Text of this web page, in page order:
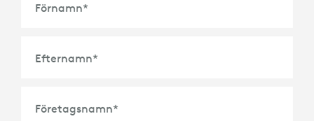
Förnamn*
Efternamn*
Företagsnamn*